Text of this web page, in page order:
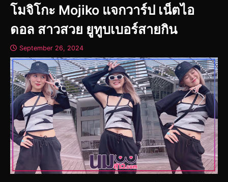
โมจิโกะ Mojiko แจกวาร์ป เน็ตไอ
ดอล สาวสวย ยูทูบเบอร์สายกิน
September 26, 2024